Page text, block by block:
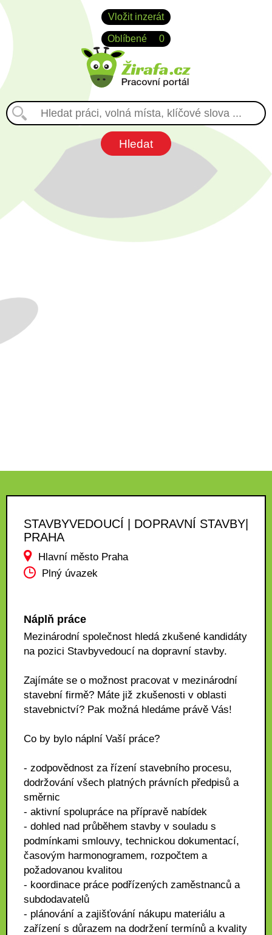
Vložit inzerát
Oblíbené 0
STAVBYVEDOUCÍ | DOPRAVNÍ STAVBY|
PRAHA
Hlavní město Praha
Plný úvazek
Náplň práce
Mezinárodní společnost hledá zkušené kandidáty
na pozici Stavbyvedoucí na dopravní stavby.
Zajímáte se o možnost pracovat v mezinárodní
stavební firmě? Máte již zkušenosti v oblasti
stavebnictví? Pak možná hledáme právě Vás!
Co by bylo náplní Vaší práce?
- zodpovědnost za řízení stavebního procesu,
dodržování všech platných právních předpisů a
směrnic
- aktivní spolupráce na přípravě nabídek
- dohled nad průběhem stavby v souladu s
podmínkami smlouvy, technickou dokumentací,
časovým harmonogramem, rozpočtem a
požadovanou kvalitou
- koordinace práce podřízených zaměstnanců a
subdodavatelů
- plánování a zajišťování nákupu materiálu a
zařízení s důrazem na dodržení termínů a kvality